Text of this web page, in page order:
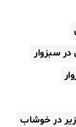
سبزوار
در خوشاب